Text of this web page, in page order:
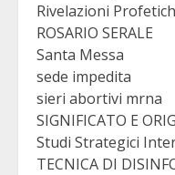
Rivelazioni
ROSARIO SERALE
Santa Messa
sede impedita
sieri abortivi mrna
SIGNIFICATO E
Studi Strategici
TECNICA DI